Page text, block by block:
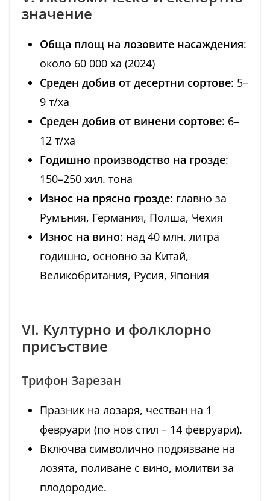
значение
Обща площ на лозовите насаждения:
около 60 000 ха (2024)
Среден добив от десертни сортове: 5–
9 т/ха
Среден добив от винени сортове: 6–
12 т/ха
Годишно производство на грозде:
150–250 хил. тона
Износ на прясно грозде: главно за
Румъния, Германия, Полша, Чехия
Износ на вино: над 40 млн. литра
годишно, основно за Китай,
Великобритания, Русия, Япония
VI. Културно и фолклорно
присъствие
Трифон Зарезан
Празник на лозаря, честван на 1
февруари (по нов стил – 14 февруари).
Включва символично подрязване на
лозята, поливане с вино, молитви за
плодородие.